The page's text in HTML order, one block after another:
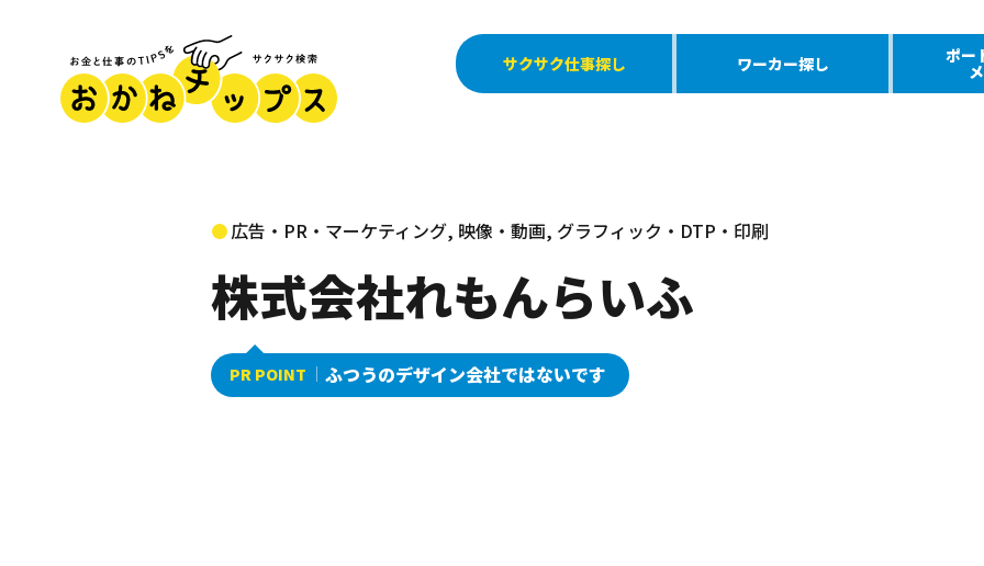
サクサク仕事探し ワーカー探し ポー
広告・PR・マーケティング, 映像・動画, グラフィック・DTP・印刷
株式会社れもんらいふ
PR POINT ふつうのデザイン会社ではないです